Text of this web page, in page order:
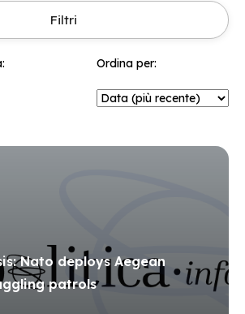
Filtri
Ordina per:
Nato deploys Aegean
patrols